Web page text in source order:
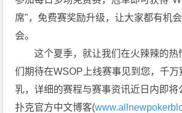
席"，免费赛奖励升级，让大家都有机
会。
这个夏季，就让我们在火辣辣的热
们期待在WSOP上线赛事见到您，千万
乳，详细的赛程与赛事资讯近日内即将
扑克官方中文博客(